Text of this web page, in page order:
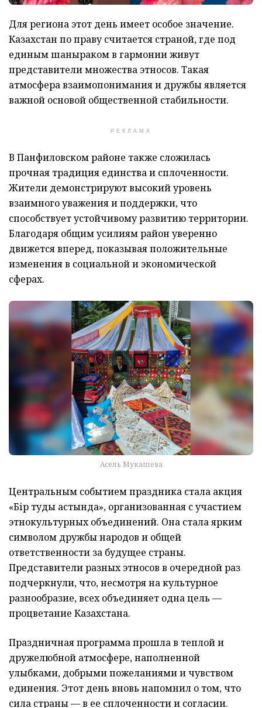
Для региона этот день имеет особое значение.
Казахстан по праву считается страной, где под
единым шаныраком в гармонии живут
представители множества этносов. Такая
атмосфера взаимопонимания и дружбы является
важной основой общественной стабильности.
РЕКЛАМА
В Панфиловском районе также сложилась
прочная традиция единства и сплоченности.
Жители демонстрируют высокий уровень
взаимного уважения и поддержки, что
способствует устойчивому развитию территории.
Благодаря общим усилиям район уверенно
движется вперед, показывая положительные
изменения в социальной и экономической
сферах.
Асель Мукашева
Центральным событием праздника стала акция
«Бір тудың астында», организованная с участием
этнокультурных объединений. Она стала ярким
символом дружбы народов и общей
ответственности за будущее страны.
Представители разных этносов в очередной раз
подчеркнули, что, несмотря на культурное
разнообразие, всех объединяет одна цель —
процветание Казахстана.
Праздничная программа прошла в теплой и
дружелюбной атмосфере, наполненной
улыбками, добрыми пожеланиями и чувством
единения. Этот день вновь напомнил о том, что
сила страны — в ее сплоченности и согласии.